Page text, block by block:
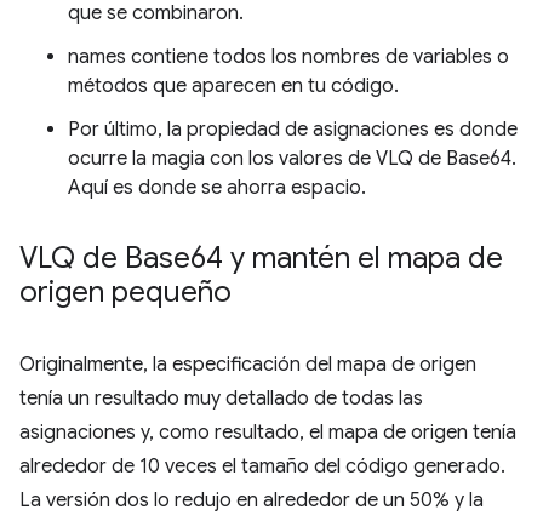
que se combinaron.
names contiene todos los nombres de variables o
métodos que aparecen en tu código.
Por último, la propiedad de asignaciones es donde
ocurre la magia con los valores de VLQ de Base64.
Aquí es donde se ahorra espacio.
VLQ de Base64 y mantén el mapa de
origen pequeño
Originalmente, la especificación del mapa de origen
tenía un resultado muy detallado de todas las
asignaciones y, como resultado, el mapa de origen tenía
alrededor de 10 veces el tamaño del código generado.
La versión dos lo redujo en alrededor de un 50% y la